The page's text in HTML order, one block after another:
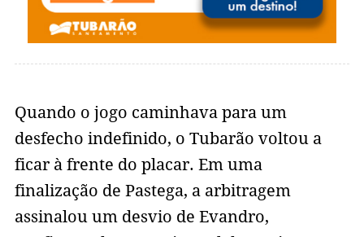
Quando o jogo caminhava para um
desfecho indefinido, o Tubarão voltou a
ficar à frente do placar. Em uma
finalização de Pastega, a arbitragem
assinalou um desvio de Evandro,